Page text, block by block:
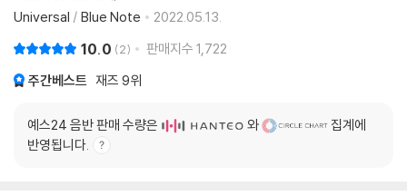
Universal / Blue Note 2022.05.13.
10.0 2 판매지수 1,722
주간베스트 재즈 9위
예스24 음반 판매 수량은 와
집계에
반영됩니다.